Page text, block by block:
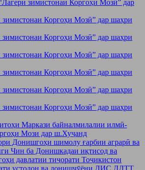
зимистонаи Коргоҳи Мозӣ” дар
зимистонаи Коргоҳи Мозӣ” дар шаҳри
зимистонаи Коргоҳи Мозӣ” дар шаҳри
зимистонаи Коргоҳи Мозӣ” дар шаҳри
зимистонаи Коргоҳи Мозӣ” дар шаҳри
зимистонаи Коргоҳи Мозӣ” дар шаҳри
зимистонаи Коргоҳи Мозӣ” дар шаҳри
Маркази байналмилалии илмӣ-
Мози дар ш.Хуҷанд
Донишгоҳи шимолу ғарбии аграрӣ ва
Чин ба Донишкадаи иқтисод ва
давлатии тиҷорати Тоҷикистон
устодон ва донишҷӯёни ДИС ДДТТ